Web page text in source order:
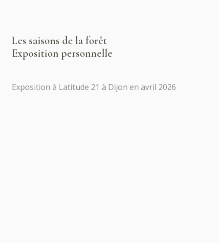
Les saisons de la forêt
Exposition personnelle
Exposition à Latitude 21 à Dijon en avril 2026